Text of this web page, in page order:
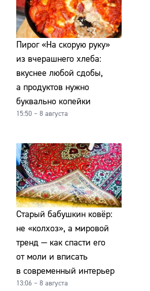
Пирог «На скорую руку»
из вчерашнего хлеба:
вкуснее любой сдобы,
а продуктов нужно
буквально копейки
15:50 – 8 августа
Старый бабушкин ковёр:
не «колхоз», а мировой
тренд — как спасти его
от моли и вписать
в современный интерьер
13:06 – 8 августа